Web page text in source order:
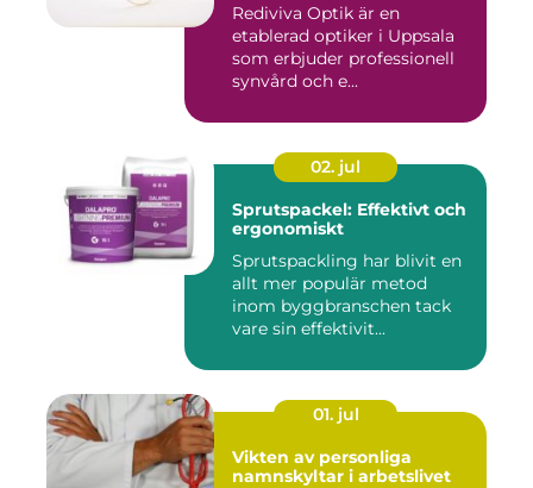
Rediviva Optik är en
etablerad optiker i Uppsala
som erbjuder professionell
synvård och e...
02. jul
Sprutspackel: Effektivt och
ergonomiskt
Sprutspackling har blivit en
allt mer populär metod
inom byggbranschen tack
vare sin effektivit...
01. jul
Vikten av personliga
namnskyltar i arbetslivet